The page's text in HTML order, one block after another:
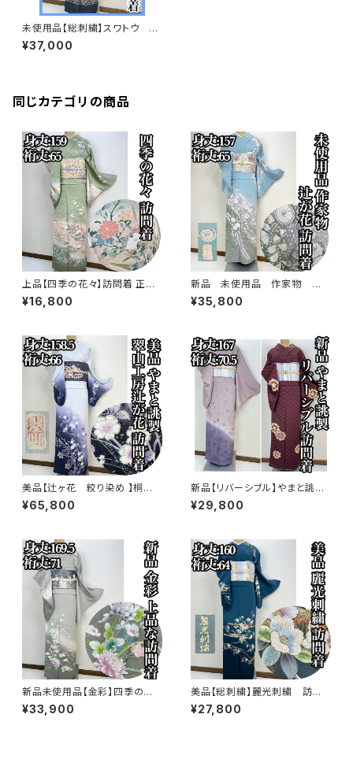
未使用品【総刺繍】スワトウ 蘇
州刺繍 訪問着 正絹 袷 しつけ
付s708
¥37,000
同じカテゴリの商品
上品【四季の花々】訪問着 正絹
袷 s779
¥16,800
新品 未使用品 作家物 絞り
染め【辻ヶ花 】訪問着 正絹 袷 s
778
¥35,800
美品【辻ヶ花 絞り染め 】桐谷
翠山工房 訪問着 正絹 袷 s77
3
¥65,800
新品【リバーシブル】やまと誂
製 正絹 袷 訪問着s771
¥29,800
新品未使用品【金彩】四季の
花々 訪問着 正絹 袷 ガード加
工済s763
¥33,900
美品【総刺繍】麗光刺繍 訪問
着 正絹 袷 s761
¥27,800